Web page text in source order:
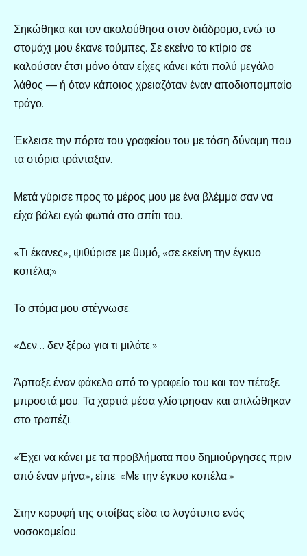
Σηκώθηκα και τον ακολούθησα στον διάδρομο, ενώ το
στομάχι μου έκανε τούμπες. Σε εκείνο το κτίριο σε
καλούσαν έτσι μόνο όταν είχες κάνει κάτι πολύ μεγάλο
λάθος — ή όταν κάποιος χρειαζόταν έναν αποδιοπομπαίο
τράγο.
Έκλεισε την πόρτα του γραφείου του με τόση δύναμη που
τα στόρια τράνταξαν.
Μετά γύρισε προς το μέρος μου με ένα βλέμμα σαν να
είχα βάλει εγώ φωτιά στο σπίτι του.
«Τι έκανες», ψιθύρισε με θυμό, «σε εκείνη την έγκυο
κοπέλα;»
Το στόμα μου στέγνωσε.
«Δεν… δεν ξέρω για τι μιλάτε.»
Άρπαξε έναν φάκελο από το γραφείο του και τον πέταξε
μπροστά μου. Τα χαρτιά μέσα γλίστρησαν και απλώθηκαν
στο τραπέζι.
«Έχει να κάνει με τα προβλήματα που δημιούργησες πριν
από έναν μήνα», είπε. «Με την έγκυο κοπέλα.»
Στην κορυφή της στοίβας είδα το λογότυπο ενός
νοσοκομείου.